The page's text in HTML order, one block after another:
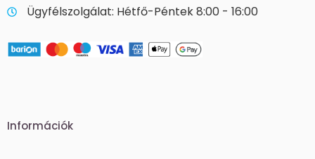
Ügyfélszolgálat: Hétfő-Péntek 8:00 - 16:00
Információk